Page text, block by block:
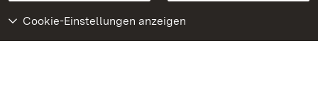
Cookie-Einstellungen anzeigen
Weiteres